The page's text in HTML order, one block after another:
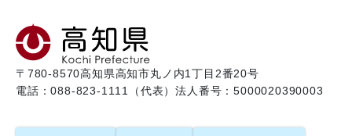
〒780-8570高知県高知市丸ノ内1丁目2番20号
電話：088-823-1111（代表）法人番号：5000020390003